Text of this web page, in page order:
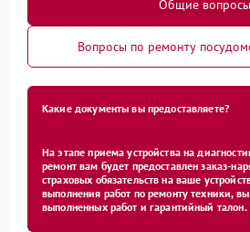
Общие вопросы
Вопросы по ремонту
Какие документы вы предоставляете?
На этапе приема устройства на
ремонт вам будет предоставлен заказ-
страховых обязательств на ваше
выполнения работ по ремонту техники,
выполненных работ и гарантийный талон.